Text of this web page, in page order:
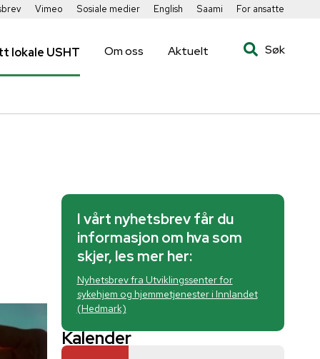
Vimeo Sosiale medier English Saami For ansatte
lokale USHT Om oss Aktuelt Søk
I vårt nyhetsbrev får du
informasjon om hva som
skjer, les mer her:
Nyhetsbrev fra Utviklingssenter for
sykehjem og hjemmetjenester i Innlandet
(Hedmark)
Kalender